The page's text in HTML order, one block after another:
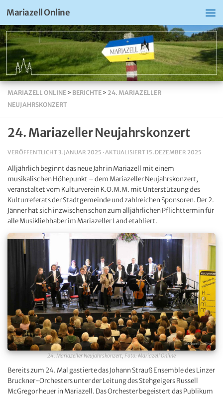
Mariazell Online
MARIAZELL ONLINE > BERICHTE > 24. MARIAZELLER
NEUJAHRSKONZERT
24. Mariazeller Neujahrskonzert
VERÖFFENTLICHT 3. JANUAR 2025 · AKTUALISIERT 15. DEZEMBER 2025
Alljährlich beginnt das neue Jahr in Mariazell mit einem
musikalischen Höhepunkt – dem Mariazeller Neujahrskonzert,
veranstaltet vom Kulturverein K.O.M.M. mit Unterstützung des
Kulturreferats der Stadtgemeinde und zahlreichen Sponsoren. Der 2.
Jänner hat sich inzwischen schon zum alljährlichen Pflichttermin für
alle Musikliebhaber im Mariazeller Land etabliert.
24. Mariazeller Neujahrskonzert, Foto: Mariazell Online
Bereits zum 24. Mal gastierte das Johann Strauß Ensemble des Linzer
Bruckner-Orchesters unter der Leitung des Stehgeigers Russell
McGregor heuer in Mariazell. Das Orchester begeistert das Publikum